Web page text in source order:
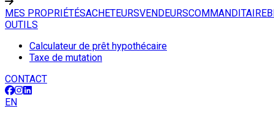
MES PROPRIÉTÉSACHETEURSVENDEURSCOMMANDITAIRE
OUTILS
Calculateur de prêt hypothécaire
Taxe de mutation
CONTACT
EN